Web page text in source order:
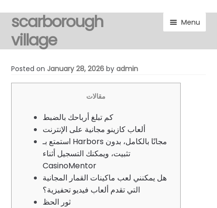
Skip
to
navigation
Skip
to
content
scarborough
village
Menu
gallery
marketplace
discover
noticeboard
Posted on January 28, 2026 by admin
مقالات
كم تبلغ أرباحك بالضبط
ألعاب كازينو مجانية على الإنترنت
استمتع بـ Harbors مجانًا بالكامل، بدون
تثبيت، ويمكنك التسجيل أثناء
CasinoMentor
هل يمكنني لعب ماكينات القمار المجانية
التي تقدم ألعاب فيديو تحفيزية؟
ثور الحظ